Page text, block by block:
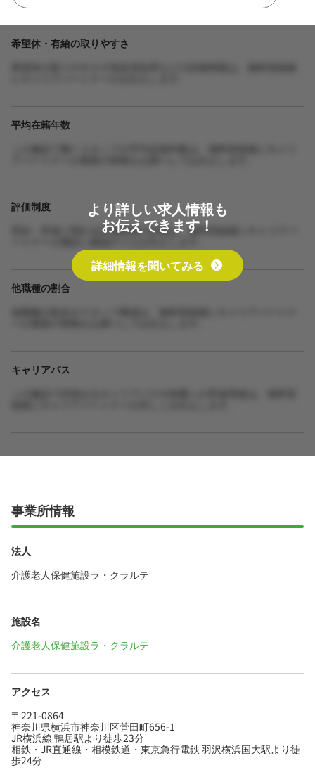
希望休・有給の取りやすさ
平均在籍年数
評価制度
昇給・昇進に関わる評価制度の詳細は、無料登録後にキャリアパ
他職種の割合
キャリアパス
より詳しい求人情報も
お伝えできます！
詳細情報を聞いてみる
事業所情報
法人
介護老人保健施設ラ・クラルテ
施設名
介護老人保健施設ラ・クラルテ
アクセス
〒221-0864
神奈川県横浜市神奈川区菅田町656-1
JR横浜線 鴨居駅より徒歩23分
相鉄・JR直通線・相模鉄道・東京急行電鉄 羽沢横浜国大駅より徒
歩24分